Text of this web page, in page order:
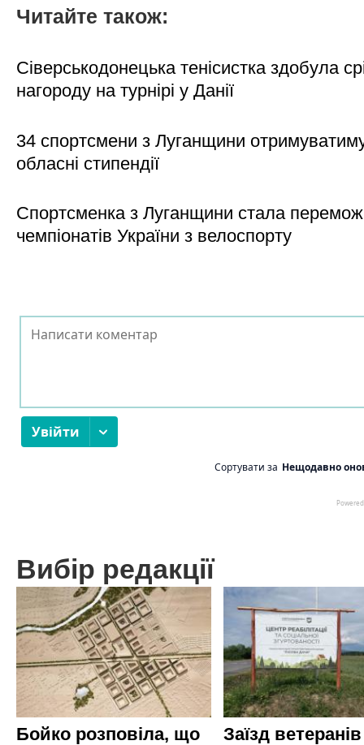
Читайте також:
Сіверськодонецька тенісистка здобула
нагороду на турнірі у Данії
34 спортсмени з Луганщини
обласні стипендії
Спортсменка з Луганщини стала
чемпіонатів України з велоспорту
Вибір редакції
Бойко розповіла, що
Заїзд